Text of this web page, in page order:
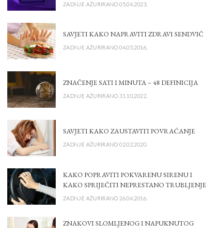
ZADNJE AŽURIRANO 05.04.2023.
SAVJETI KAKO NAPRAVITI ZDRAVI SENDVIČ
ZADNJE AŽURIRANO 04.05.2016.
ZNAČENJE SATI I MINUTA – 48 DEFINICIJA
ZADNJE AŽURIRANO 31.10.2022.
SAVJETI KAKO ZAUSTAVITI POVRAĆANJE
ZADNJE AŽURIRANO 02.02.2020.
KAKO POPRAVITI POKVARENU SIRENU I
KAKO SPRIJEČITI NEPRESTANO TRUBLJENJE
ZADNJE AŽURIRANO 26.04.2016.
ZNAKOVI SLOMLJENOG I NAPUKNUTOG